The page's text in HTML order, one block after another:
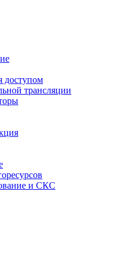
доступом
трансляции
и СКС